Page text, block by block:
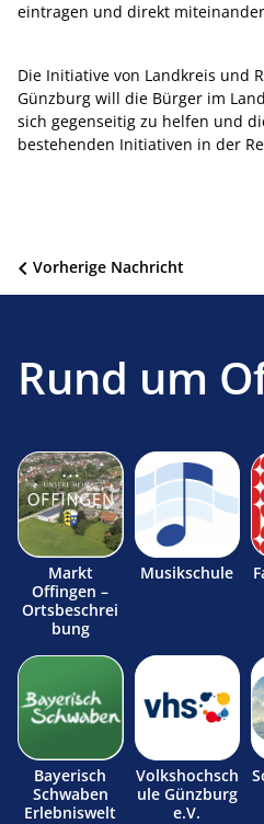
eintragen und direkt
Die Initiative von Landkreis und
Günzburg will die Bürger im
sich gegenseitig zu helfen und
bestehenden Initiativen in der
Beitragsnavigation
Vorherige Nachricht
Rund um
Markt
Offingen –
Ortsbeschrei
bung
Musikschule
Bayerisch
Schwaben
Erlebniswelt
Volkshochsch
ule Günzburg
e.V.